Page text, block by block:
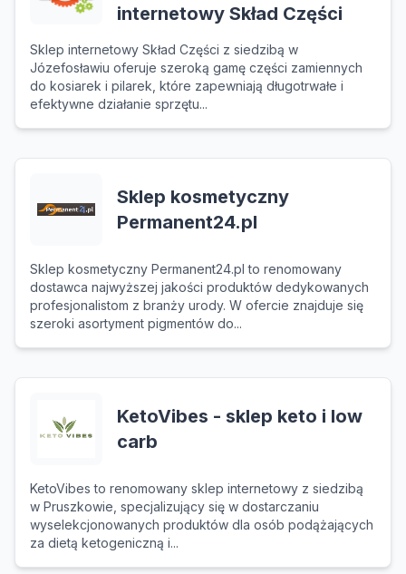
internetowy Skład Części
Sklep internetowy Skład Części z siedzibą w
Józefosławiu oferuje szeroką gamę części zamiennych
do kosiarek i pilarek, które zapewniają długotrwałe i
efektywne działanie sprzętu...
Sklep kosmetyczny
Permanent24.pl
Sklep kosmetyczny Permanent24.pl to renomowany
dostawca najwyższej jakości produktów dedykowanych
profesjonalistom z branży urody. W ofercie znajduje się
szeroki asortyment pigmentów do...
KetoVibes - sklep keto i low
carb
KetoVibes to renomowany sklep internetowy z siedzibą
w Pruszkowie, specjalizujący się w dostarczaniu
wyselekcjonowanych produktów dla osób podążających
za dietą ketogeniczną i...